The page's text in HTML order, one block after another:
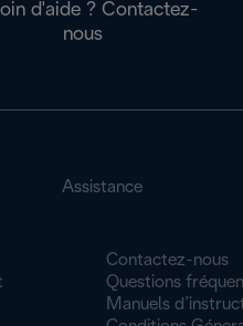
d'aide ? Contactez-
nous
Assistance
Contactez-nous
Questions
Manuels